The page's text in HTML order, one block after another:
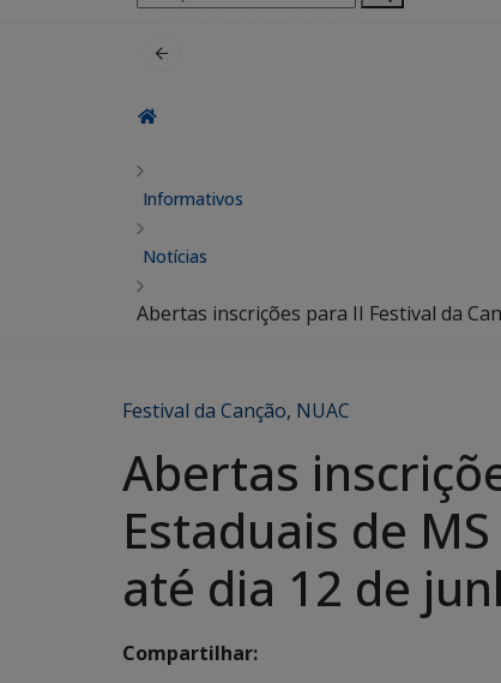
por:
Informativos
Notícias
Abertas inscrições para II Festival da
Festival da Canção, NUAC
Abertas
Estaduais de
até dia 12 de
Compartilhar: